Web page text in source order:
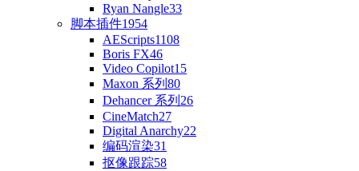
Ryan Nangle33
脚本插件1954
AEScripts1108
Boris FX46
Video Copilot15
Maxon 系列 80
Dehancer 系列 26
CineMatch27
Digital Anarchy22
编码渲染31
抠像跟踪58